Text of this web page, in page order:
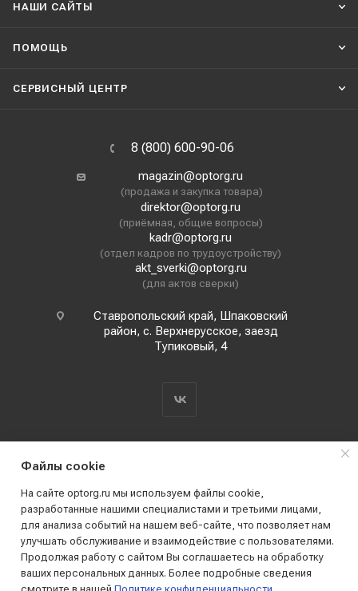
НАШИ CАЙТЫ
ПОМОЩЬ
СЕРВИСНЫЙ ЦЕНТР
8 (800) 600-90-06
magazin@optorg.ru
(продажа и закупка товара)
direktor@optorg.ru
(приёмная, общие вопросы)
kadr@optorg.ru
(отдел кадров по трудоустройству)
akt_sverki@optorg.ru
(для актов сверки)
Ставропольский край, Шпаковский
район, с. Верхнерусское, заезд
Тупиковый, 4
2019 - 2026 © АО КПК "Ставропольстройопторг"
Все права защищены
Файлы cookie
На сайте optorg.ru мы используем файлы cookie,
разработанные нашими специалистами и третьими лицами,
для анализа событий на нашем веб-сайте, что позволяет нам
улучшать обслуживание и взаимодействие с пользователями.
Продолжая работу с сайтом Вы соглашаетесь на обработку
ваших персональных данных. Более подробные сведения